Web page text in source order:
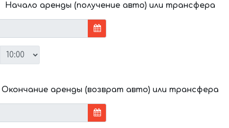
Начало аренды (получение авто) или трансфера
Окончание аренды (возврат авто) или трансфера